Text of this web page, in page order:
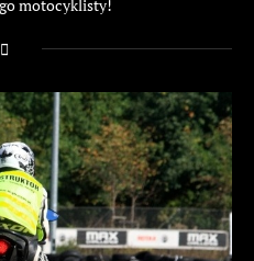
motocyklisty!